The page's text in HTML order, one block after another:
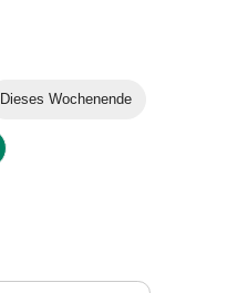
Dieses Wochenende